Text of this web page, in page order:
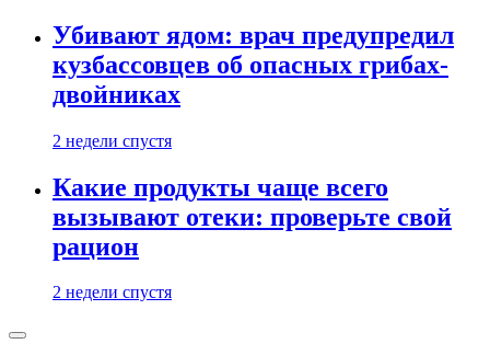
Убивают ядом: врач предупредил
кузбассовцев об опасных грибах-
двойниках
2 недели спустя
Какие продукты чаще всего
вызывают отеки: проверьте свой
рацион
2 недели спустя